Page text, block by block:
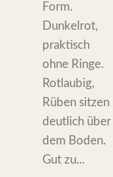
Form.
Dunkelrot,
praktisch
ohne Ringe.
Rotlaubig,
Rüben sitzen
deutlich über
dem Boden.
Gut zu...